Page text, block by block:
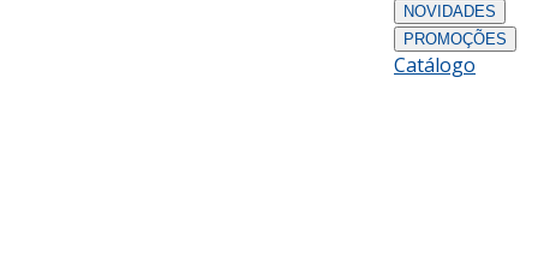
NOVIDADES
PROMOÇÕES
Catálogo